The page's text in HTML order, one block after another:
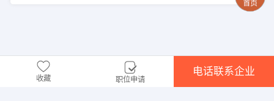
收藏 职位申请
电话联系企业